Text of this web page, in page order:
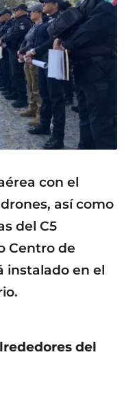
con el
así como
del C5
Centro de
instalado en el
del